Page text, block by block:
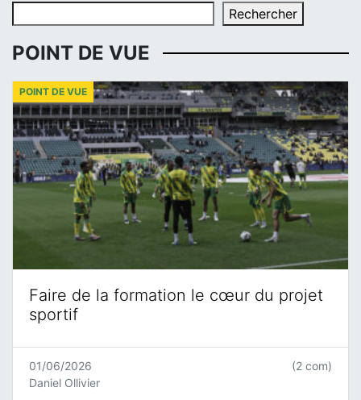
Rechercher
POINT DE VUE
Faire de la formation le cœur du projet
sportif
POINT DE VUE
01/06/2026
Daniel Ollivier
(2 com)